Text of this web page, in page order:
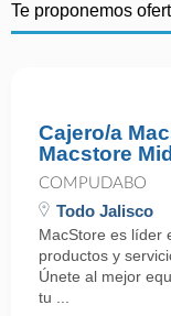
Te proponemos
Cajero/a
Macstore
COMPUDABO
Todo Jalisco
MacStore es líder
productos y
Únete al mejor
tu ...